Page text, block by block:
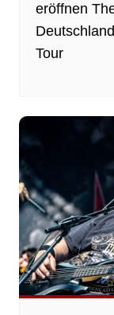
eröffnen
Tour